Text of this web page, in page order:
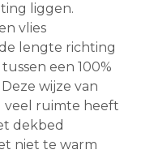
liggen.
vlies
lengte richting
een 100%
wijze van
veel ruimte heeft
dekbed
niet te warm